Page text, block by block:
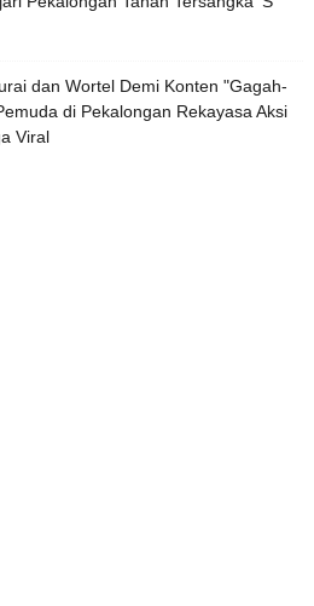
dan Wortel Demi Konten "Gagah-
di Pekalongan Rekayasa Aksi
Viral